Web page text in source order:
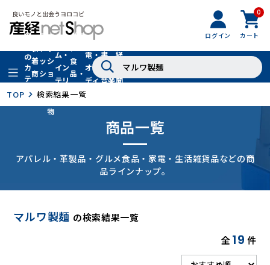
ログイン
0
カート
全
の
カ
テ
リ
着
商
品
フ
ッ
シ
ョ
ン
フ
ァ
シ
ョ
ン
小
物
ム・
イン
テリ
ア
グル
食
品・
ドリ
ンク
家
電・
オー
ディ
オ
書
籍・
音楽
経
新
聞
TOP 検索結果一覧
商品一覧
アパレル・革製品・グルメ食品・家電・生活雑貨品などの商
品ラインナップ。
マルワ製麺 の検索結果一覧
全19 件